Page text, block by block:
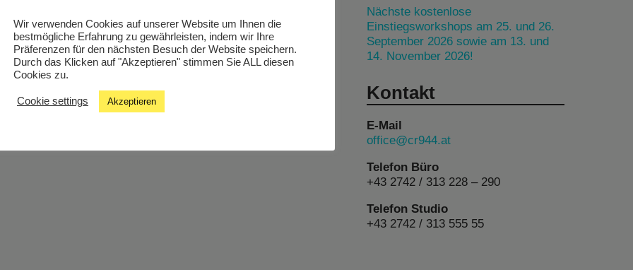
Nächste kostenlose
Einstiegsworkshops am 25. und 26.
September 2026 sowie am 13. und
14. November 2026!
Kontakt
E-Mail
office@cr944.at
Telefon Büro
+43 2742 / 313 228 – 290
Telefon Studio
+43 2742 / 313 555 55
Wir verwenden Cookies auf unserer Website um Ihnen die
bestmögliche Erfahrung zu gewährleisten, indem wir Ihre
Präferenzen für den nächsten Besuch der Website speichern.
Durch das Klicken auf "Akzeptieren" stimmen Sie ALL diesen
Cookies zu.
Cookie settings Akzeptieren